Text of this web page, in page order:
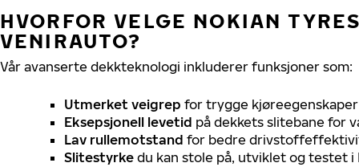
HVORFOR VELGE NOKIAN
VENIRAUTO?
Vår avanserte dekkteknologi inkluderer funksjoner som:
Utmerket veigrep for trygge
Eksepsjonell levetid på dekkets slitebane for
Lav rullemotstand for bedre
Slitestyrke du kan stole på, utviklet og testet i